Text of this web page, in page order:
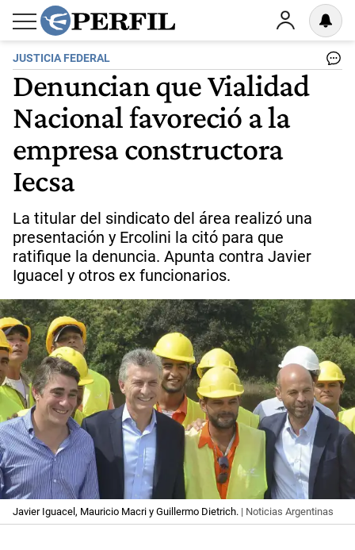
JUSTICIA FEDERAL
Denuncian que Vialidad
Nacional favoreció a la
empresa constructora
Iecsa
La titular del sindicato del área realizó una
presentación y Ercolini la citó para que
ratifique la denuncia. Apunta contra Javier
Iguacel y otros ex funcionarios.
Javier Iguacel, Mauricio Macri y Guillermo Dietrich. | Noticias Argentinas